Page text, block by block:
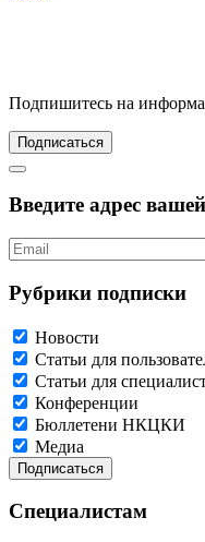
Подпишитесь на
Подписаться
Введите адрес
Рубрики подписки
Новости
Статьи для
Статьи для
Конференции
Бюллетени НКЦКИ
Медиа
Специалистам